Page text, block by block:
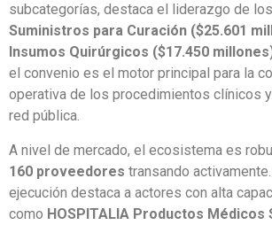
subcategorías, destaca el liderazgo de los
Suministros para Curación ($25.601
Insumos Quirúrgicos ($17.450
el convenio es el motor principal para la
operativa de los procedimientos clínicos
red pública.
A nivel de mercado, el ecosistema es
160 proveedores transando
ejecución destaca a actores con alta
como HOSPITALIA Productos Médicos